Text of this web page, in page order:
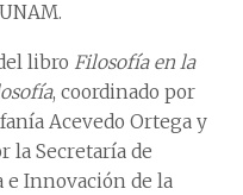
libro Filosofía en la
, coordinado por
Acevedo Ortega y
la Secretaría de
e Innovación de la